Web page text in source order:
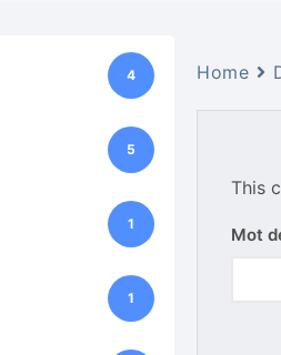
4
5
1
1
Home
This
Mot